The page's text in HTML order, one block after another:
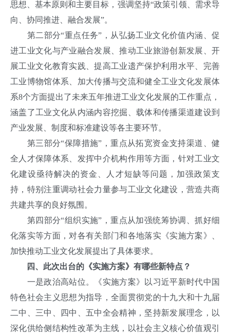
思想、基本原则和主要目标，强调坚持“政策引领、需求导
向、协同推进、融合发展”。
第二部分“重点任务”，从弘扬工业文化价值内涵、促
进工业文化与产业融合发展、推动工业旅游创新发展、开
展工业文化教育实践、提高工业遗产保护利用水平、完善
工业博物馆体系、加大传播与交流和健全工业文化发展体
系8个方面提出了未来五年推进工业文化发展的工作重点，
涵盖了工业文化从内涵内容挖掘、载体和传播渠道建设到
产业发展、制度和标准建设等各主要环节。
第三部分“保障措施”，重点从拓宽资金支持渠道、健
全人才保障体系、发挥中介机构作用等方面，针对工业文
化建设亟待解决的资金、人才短缺等问题，加强政策支
持，特别注重调动社会力量参与工业文化建设，营造共商
共建共享的良好氛围。
第四部分“组织实施”，重点从加强统筹协调、抓好细
化落实等方面，对各有关部门和各地落实《实施方案》、
加快推动工业文化发展提出了具体要求。
四、此次出台的《实施方案》有哪些新特点？
一是政治高站位。《实施方案》以习近平新时代中国
特色社会主义思想为指导，全面贯彻党的十九大和十九届
二中、三中、四中、五中全会精神，坚持新发展理念，以
深化供给侧结构性改革为主线，以社会主义核心价值观引